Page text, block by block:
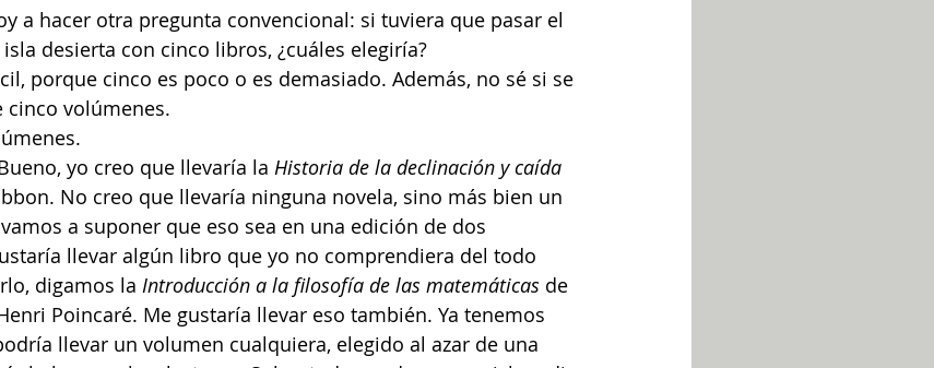
a hacer otra pregunta convencional: si tuviera que pasar el
desierta con cinco libros, ¿cuáles elegiría?
porque cinco es poco o es demasiado. Además, no sé si se
volúmenes.
yo creo que llevaría la Historia de la declinación y caída
No creo que llevaría ninguna novela, sino más bien un
a suponer que eso sea en una edición de dos
llevar algún libro que yo no comprendiera del todo
digamos la Introducción a la filosofía de las matemáticas de
Poincaré. Me gustaría llevar eso también. Ya tenemos
llevar un volumen cualquiera, elegido al azar de una